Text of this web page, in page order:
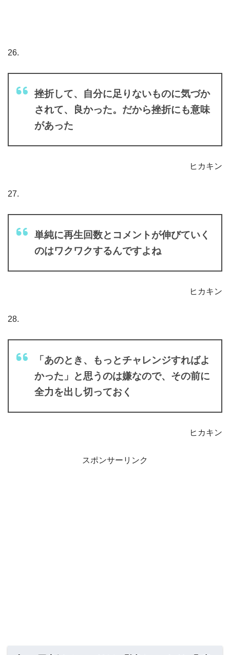
26.
挫折して、自分に足りないものに気づか
されて、良かった。だから挫折にも意味
があった
ヒカキン
27.
単純に再生回数とコメントが伸びていく
のはワクワクするんですよね
ヒカキン
28.
「あのとき、もっとチャレンジすればよ
かった」と思うのは嫌なので、その前に
全力を出し切っておく
ヒカキン
スポンサーリンク